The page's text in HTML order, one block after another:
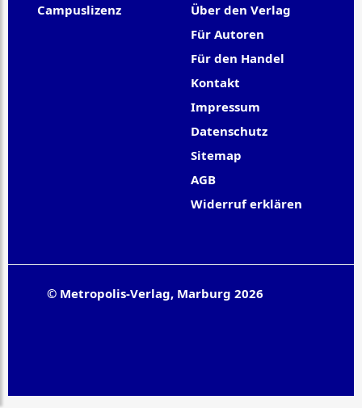
Campuslizenz
Über den Verlag
Für Autoren
Für den Handel
Kontakt
Impressum
Datenschutz
Sitemap
AGB
Widerruf erklären
© Metropolis-Verlag, Marburg 2026